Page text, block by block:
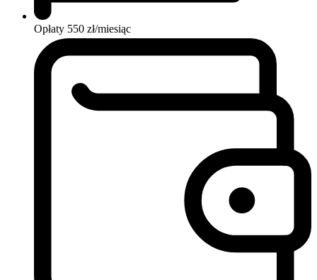
Opłaty 550 zł/miesiąc